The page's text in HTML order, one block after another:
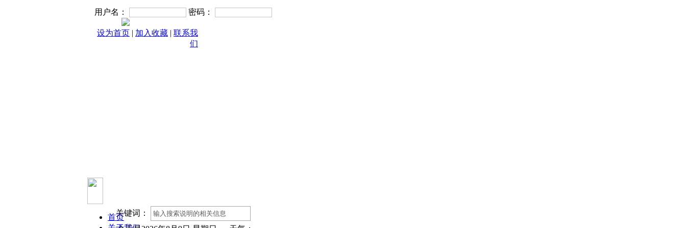
用户名： 密码：
设为首页 | 加入收藏 | 联系我
们
首页|
关键词：